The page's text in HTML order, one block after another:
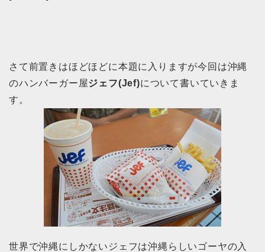
さて前置きはほどほどに本題に入りますが今回は沖縄
のハンバーガー屋ジェフ(Jef)について書いていきま
す。
世界で沖縄にしかないジェフは沖縄らしいゴーヤの入